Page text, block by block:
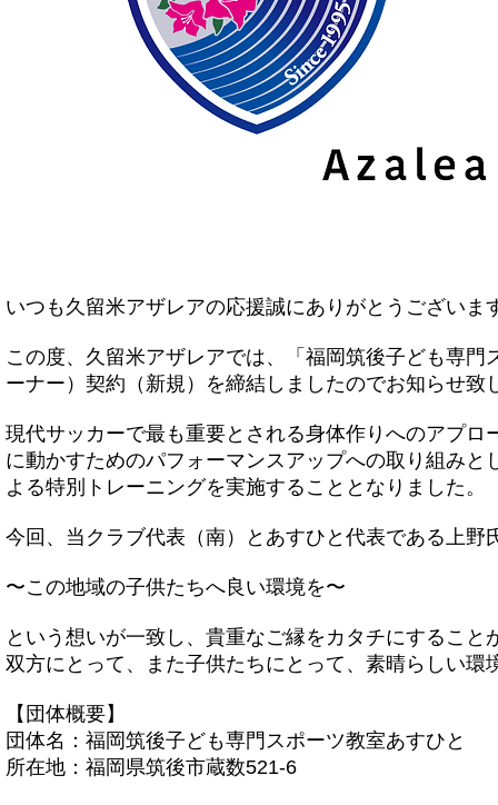
いつも久留米アザレアの応援誠にありがとうございま
この度、久留米アザレアでは、「福岡筑後子ども専
ーナー）契約（新規）を締結しましたのでお知らせ致
現代サッカーで最も重要とされる身体作りへのアプ
に動かすためのパフォーマンスアップへの取り組み
よる特別トレーニングを実施することとなりました。
今回、当クラブ代表（南）とあすひと代表である上野
〜この地域の子供たちへ良い環境を〜
という想いが一致し、貴重なご縁をカタチにすること
双方にとって、また子供たちにとって、素晴らしい環
【団体概要】
団体名：福岡筑後子ども専門スポーツ教室あすひと
所在地：福岡県筑後市蔵数521-6